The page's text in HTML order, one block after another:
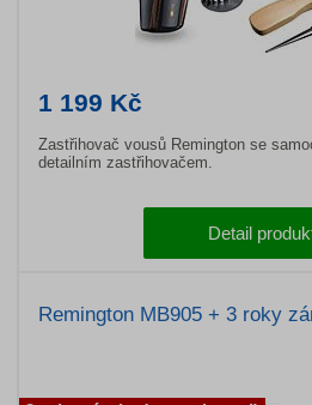
1 199 Kč
Zastřihovač vousů Remington se
detailním zastřihovačem.
Detail
Remington MB905 + 3 roky